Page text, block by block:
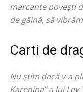
marcante povești
de găină, să
Carti de
Nu știm dacă v-a
Karenina” a lui